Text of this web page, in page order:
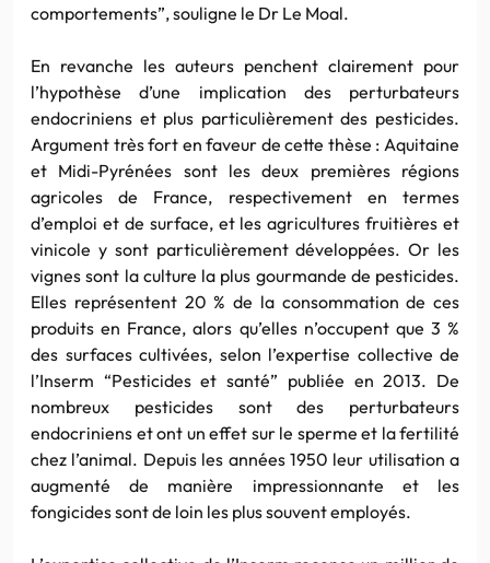
comportements”, souligne le Dr Le Moal.
En revanche les auteurs penchent clairement pour
l’hypothèse d’une implication des perturbateurs
endocriniens et plus particulièrement des pesticides.
Argument très fort en faveur de cette thèse : Aquitaine
et Midi-Pyrénées sont les deux premières régions
agricoles de France, respectivement en termes
d’emploi et de surface, et les agricultures fruitières et
vinicole y sont particulièrement développées. Or les
vignes sont la culture la plus gourmande de pesticides.
Elles représentent 20 % de la consommation de ces
produits en France, alors qu’elles n’occupent que 3 %
des surfaces cultivées, selon l’expertise collective de
l’Inserm “Pesticides et santé” publiée en 2013. De
nombreux pesticides sont des perturbateurs
endocriniens et ont un effet sur le sperme et la fertilité
chez l’animal. Depuis les années 1950 leur utilisation a
augmenté de manière impressionnante et les
fongicides sont de loin les plus souvent employés.